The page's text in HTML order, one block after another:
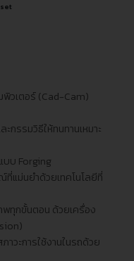
วเตอร์ (Cad-Cam)
กรรมวิธีให้ทนทานเหมาะ
บบ Forging
แม่นยำด้วยเทคโนโลยีที่
ทุกขั้นตอน ด้วยเครื่อง
วะการใช้งานในรถด้วย